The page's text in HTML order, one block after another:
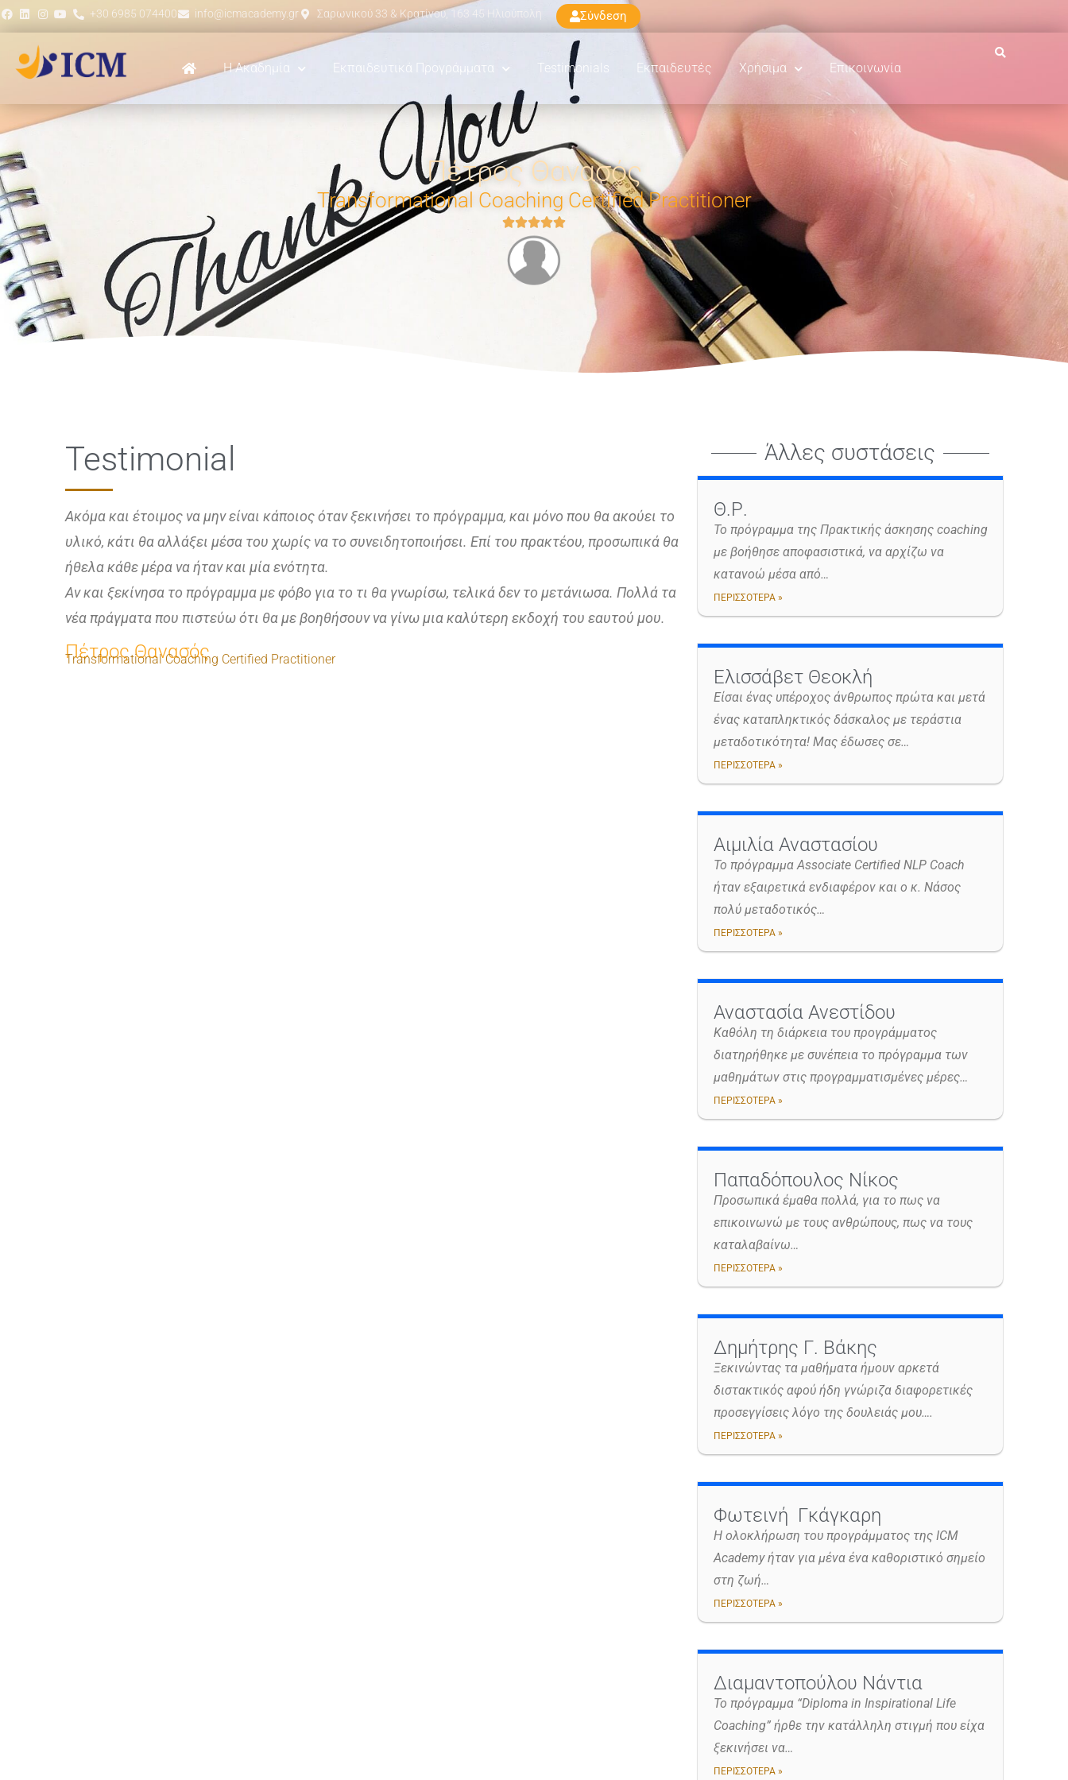
+30 6985 074400 info@icmacademy.gr Σαρωνικού 33 & Κρατίνου, 163 45 Ηλιούπολη Σύνδεση
Η Ακαδημία Εκπαιδευτικά Προγράμματα Testimonials Εκπαιδευτές Χρήσιμα Επικοινωνία
Πέτρος Θανασός
Transformational Coaching Certified Practitioner

Testimonial
Ακόμα και έτοιμος να μην είναι κάποιος όταν ξεκινήσει το πρόγραμμα, και μόνο που θα ακούει το
υλικό, κάτι θα αλλάξει μέσα του χωρίς να το συνειδητοποιήσει. Επί του πρακτέου, προσωπικά θα
ήθελα κάθε μέρα να ήταν και μία ενότητα.
Αν και ξεκίνησα το πρόγραμμα με φόβο για το τι θα γνωρίσω, τελικά δεν το μετάνιωσα. Πολλά τα
νέα πράγματα που πιστεύω ότι θα με βοηθήσουν να γίνω μια καλύτερη εκδοχή του εαυτού μου.
Πέτρος Θανασός
Transformational Coaching Certified Practitioner
Άλλες συστάσεις
Θ.Ρ.
Το πρόγραμμα της Πρακτικής άσκησης coaching
με βοήθησε αποφασιστικά, να αρχίζω να
κατανοώ μέσα από…
ΠΕΡΙΣΣΟΤΕΡΑ »
Ελισσάβετ Θεοκλή
Είσαι ένας υπέροχος άνθρωπος πρώτα και μετά
ένας καταπληκτικός δάσκαλος με τεράστια
μεταδοτικότητα! Μας έδωσες σε…
ΠΕΡΙΣΣΟΤΕΡΑ »
Αιμιλία Αναστασίου
Το πρόγραμμα Associate Certified NLP Coach
ήταν εξαιρετικά ενδιαφέρον και ο κ. Νάσος
πολύ μεταδοτικός…
ΠΕΡΙΣΣΟΤΕΡΑ »
Αναστασία Ανεστίδου
Καθόλη τη διάρκεια του προγράμματος
διατηρήθηκε με συνέπεια το πρόγραμμα των
μαθημάτων στις προγραμματισμένες μέρες…
ΠΕΡΙΣΣΟΤΕΡΑ »
Παπαδόπουλος Νίκος
Προσωπικά έμαθα πολλά, για το πως να
επικοινωνώ με τους ανθρώπους, πως να τους
καταλαβαίνω…
ΠΕΡΙΣΣΟΤΕΡΑ »
Δημήτρης Γ. Βάκης
Ξεκινώντας τα μαθήματα ήμουν αρκετά
διστακτικός αφού ήδη γνώριζα διαφορετικές
προσεγγίσεις λόγο της δουλειάς μου….
ΠΕΡΙΣΣΟΤΕΡΑ »
Φωτεινή Γκάγκαρη
H ολοκλήρωση του προγράμματος της ICM
Academy ήταν για μένα ένα καθοριστικό σημείο
στη ζωή…
ΠΕΡΙΣΣΟΤΕΡΑ »
Διαμαντοπούλου Νάντια
Το πρόγραμμα “Diploma in Inspirational Life
Coaching” ήρθε την κατάλληλη στιγμή που είχα
ξεκινήσει να…
ΠΕΡΙΣΣΟΤΕΡΑ »